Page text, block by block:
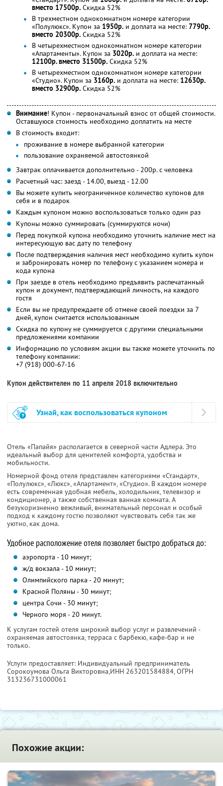
вместо 17500р. Скидка 52%
В трехместном однокомнатном номере категории
«Полулюкс». Купон за 1950р. и доплата на месте: 7790р.
вместо 20300р. Скидка 52%
В четырехместном однокомнатном номере категории
«Апартаменты». Купон за 3020р. и доплата на месте:
12100р. вместо 31500р. Скидка 52%
В четырехместном однокомнатном номере категории
«Студио». Купон за 3160р. и доплата на месте: 12630р.
вместо 32900р. Скидка 52%
Внимание! Купон - первоначальный взнос от общей стоимости.
Оставшуюся стоимость необходимо доплатить на месте
В стоимость входит:
проживание в номере выбранной категории
пользование охраняемой автостоянкой
Завтрак оплачивается дополнительно - 200р. с человека
Расчетный час: заезд - 14.00, выезд - 12.00
Вы можете купить неограниченное количество купонов для
себя и в подарок
Каждым купоном можно воспользоваться только один раз
Купоны можно суммировать (суммируются ночи)
Перед покупкой купона необходимо уточнить наличие мест на
интересующую вас дату по телефону
После подтверждения наличия мест необходимо купить купон
и забронировать номер по телефону с указанием номера и
кода купона
При заезде в отель необходимо предъявить распечатанный
купон и документ, подтверждающий личность, на каждого
гостя
Если вы не предупреждаете об отмене своей поездки за 7
дней, купон считается использованным
Скидка по купону не суммируется с другими специальными
предложениями компании
Информацию по условиям акции вы также можете уточнить по
телефону компании:
+7 (918) 000-67-16
Купон действителен по 11 апреля 2018 включительно
Узнай, как воспользоваться купоном
Отель «Папайя» располагается в северной части Адлера. Это
идеальный выбор для ценителей комфорта, удобства и
мобильности.
Номерной фонд отеля представлен категориями «Стандарт»,
«Полулюкс», «Люкс», «Апартамент», «Студио». В каждом номере
есть современная удобная мебель, холодильник, телевизор и
кондиционер, а также собственная ванная комната. А
безукоризненно вежливый, внимательный персонал и особый
подход к каждому гостю позволяют чувствовать себя так же
уютно, как дома.
Удобное расположение отеля позволяет быстро добраться до:
аэропорта - 10 минут;
ж/д вокзала - 10 минут;
Олимпийского парка - 20 минут;
Красной Поляны - 30 минут;
центра Сочи - 30 минут;
Черного моря - 20 минут.
К услугам гостей отеля широкий выбор услуг и развлечений -
охраняемая автостоянка, терраса с барбекю, кафе-бар и не
только.
Услуги предоставляет: Индивидуальный предприниматель
Сорокоумова Ольга Викторовна,ИНН 263201584884, ОГРН
313236731000061
Похожие акции: